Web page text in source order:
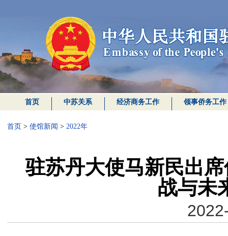
首页 中苏关系 经济商务工作 领事侨务工作
首页 > 使馆新闻 > 2022年
驻苏丹大使马新民出
战与未